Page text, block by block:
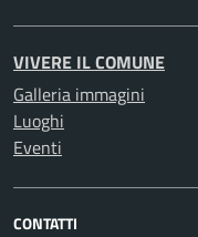
VIVERE IL COMUNE
Galleria immagini
Luoghi
Eventi
CONTATTI